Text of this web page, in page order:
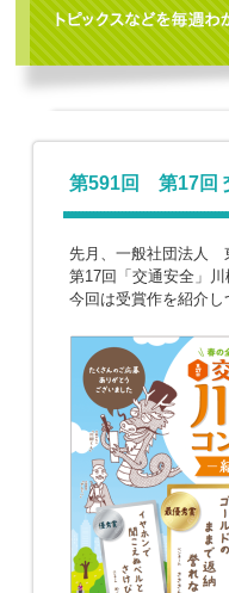
第591回 第17回
先月、一般社団法人
第17回「交通安全」
今回は受賞作を紹介